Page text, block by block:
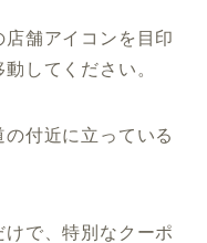
舗アイコンを目印
してください。
付近に立っている
で、特別なクーポ